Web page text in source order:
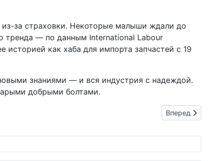
из-за страховки. Некоторые малыши ждали до
тренда — по данным International Labour
как хаба для импорта запчастей с 19
знаниями — и вся индустрия с надеждой.
добрыми болтами.
Следующий:
Вперед